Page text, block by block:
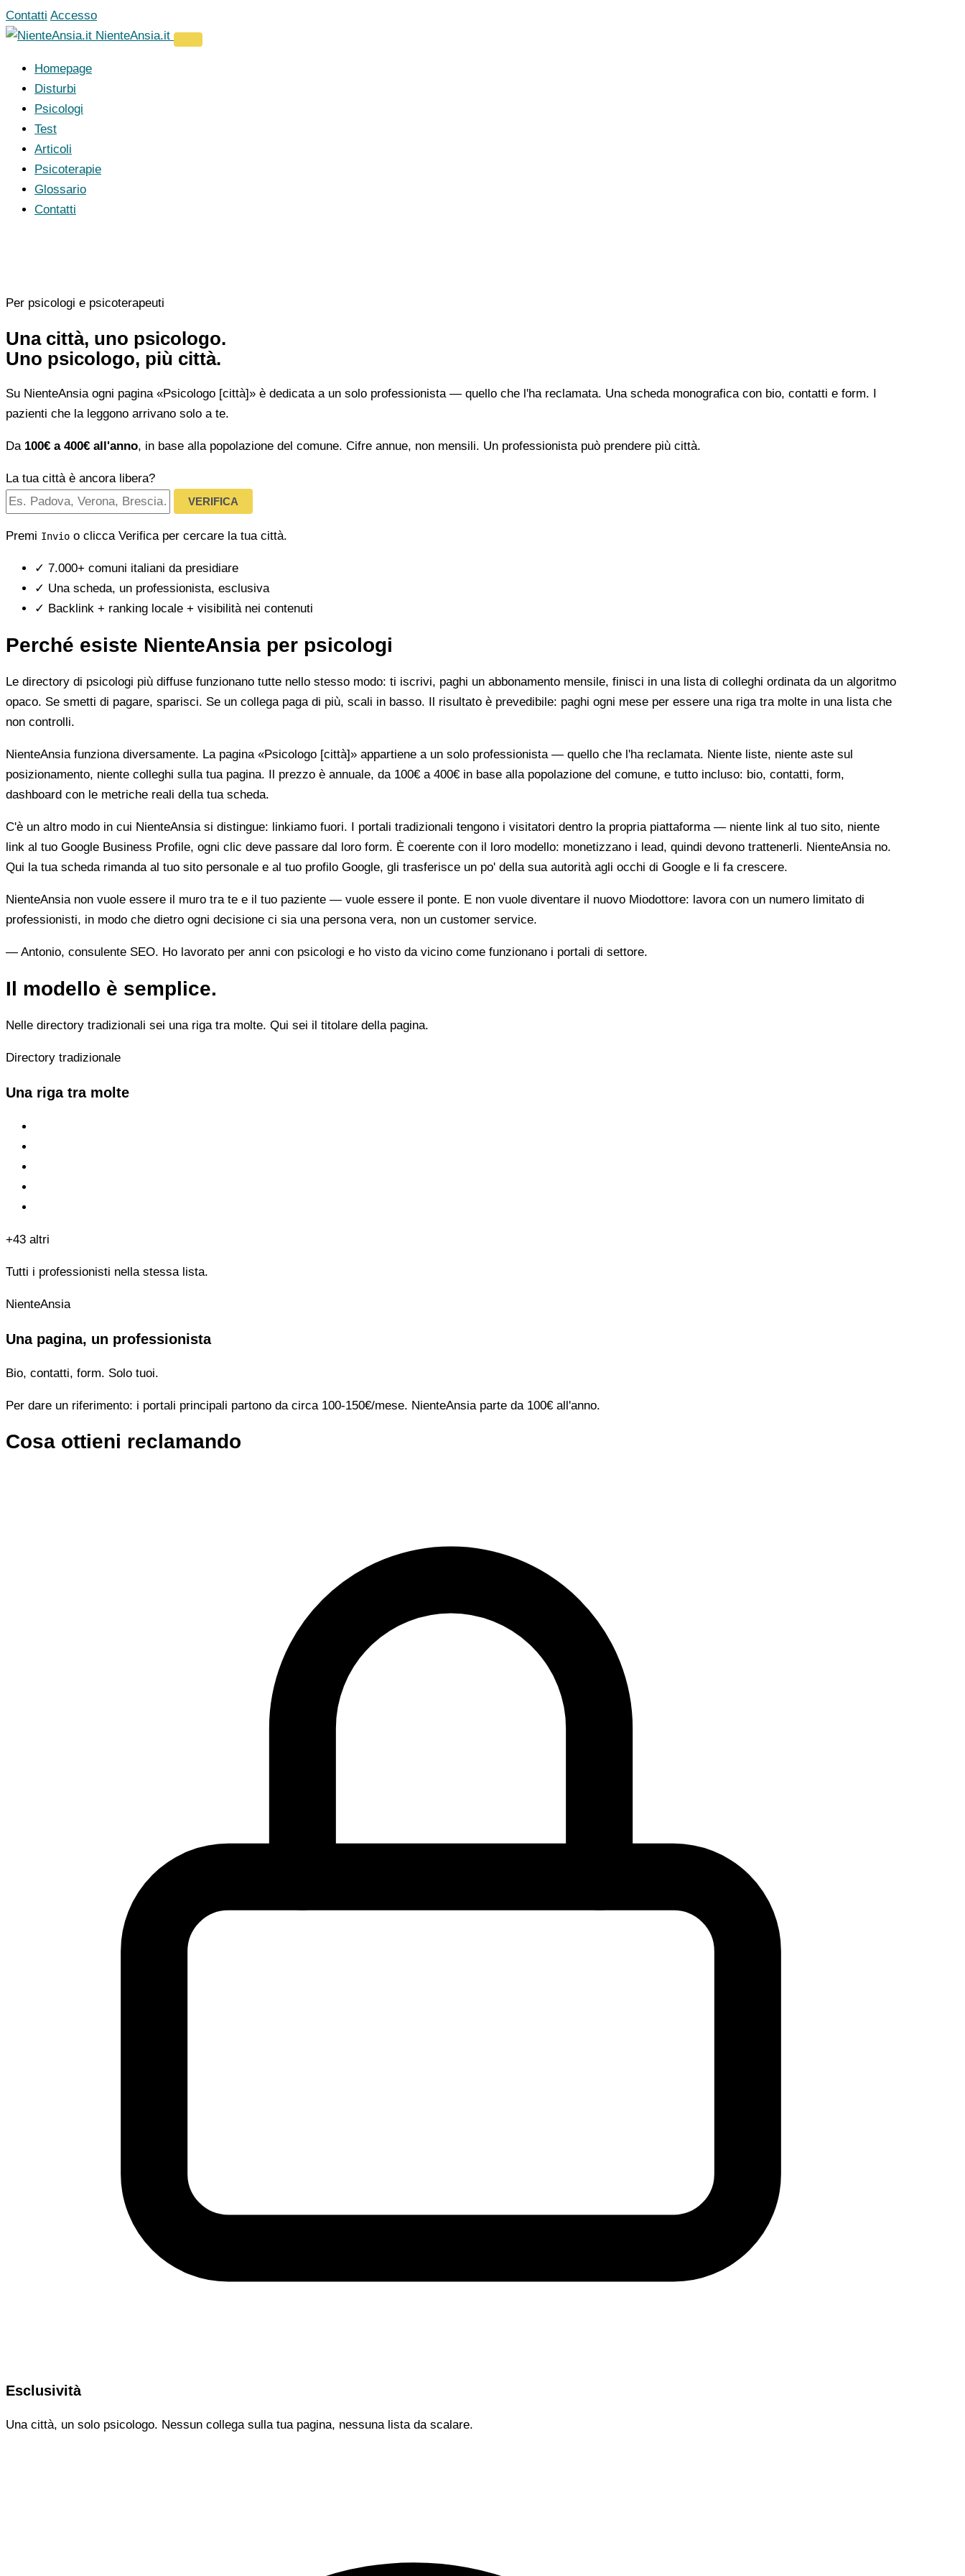
Vai
al
Contatti Accesso
NienteAnsia.it
Homepage
Disturbi
Psicologi
Test
Articoli
Psicoterapie
Glossario
Contatti
Per psicologi e psicoterapeuti
Una città, uno psicologo.
Uno psicologo, più città.
Su NienteAnsia ogni pagina «Psicologo [città]» è dedicata a un solo professionista — quello che l'ha reclamata. Una scheda monografica con bio, contatti e form. I
pazienti che la leggono arrivano solo a te.
Da 100€ a 400€ all'anno, in base alla popolazione del comune. Cifre annue, non mensili. Un professionista può prendere più città.
La tua città è ancora libera?
VERIFICA
Premi Invio o clicca Verifica per cercare la tua città.
✓ 7.000+ comuni italiani da presidiare
✓ Una scheda, un professionista, esclusiva
✓ Backlink + ranking locale + visibilità nei contenuti
Perché esiste NienteAnsia per psicologi
Le directory di psicologi più diffuse funzionano tutte nello stesso modo: ti iscrivi, paghi un abbonamento mensile, finisci in una lista di colleghi ordinata da un algoritmo
opaco. Se smetti di pagare, sparisci. Se un collega paga di più, scali in basso. Il risultato è prevedibile: paghi ogni mese per essere una riga tra molte in una lista che
non controlli.
NienteAnsia funziona diversamente. La pagina «Psicologo [città]» appartiene a un solo professionista — quello che l'ha reclamata. Niente liste, niente aste sul
posizionamento, niente colleghi sulla tua pagina. Il prezzo è annuale, da 100€ a 400€ in base alla popolazione del comune, e tutto incluso: bio, contatti, form,
dashboard con le metriche reali della tua scheda.
C'è un altro modo in cui NienteAnsia si distingue: linkiamo fuori. I portali tradizionali tengono i visitatori dentro la propria piattaforma — niente link al tuo sito, niente
link al tuo Google Business Profile, ogni clic deve passare dal loro form. È coerente con il loro modello: monetizzano i lead, quindi devono trattenerli. NienteAnsia no.
Qui la tua scheda rimanda al tuo sito personale e al tuo profilo Google, gli trasferisce un po' della sua autorità agli occhi di Google e li fa crescere.
NienteAnsia non vuole essere il muro tra te e il tuo paziente — vuole essere il ponte. E non vuole diventare il nuovo Miodottore: lavora con un numero limitato di
professionisti, in modo che dietro ogni decisione ci sia una persona vera, non un customer service.
— Antonio, consulente SEO. Ho lavorato per anni con psicologi e ho visto da vicino come funzionano i portali di settore.
Il modello è semplice.
Nelle directory tradizionali sei una riga tra molte. Qui sei il titolare della pagina.
Directory tradizionale
Una riga tra molte
+43 altri
Tutti i professionisti nella stessa lista.
NienteAnsia
Una pagina, un professionista
Bio, contatti, form. Solo tuoi.
Per dare un riferimento: i portali principali partono da circa 100-150€/mese. NienteAnsia parte da 100€ all'anno.
Cosa ottieni reclamando
Esclusività
Una città, un solo psicologo. Nessun collega sulla tua pagina, nessuna lista da scalare.